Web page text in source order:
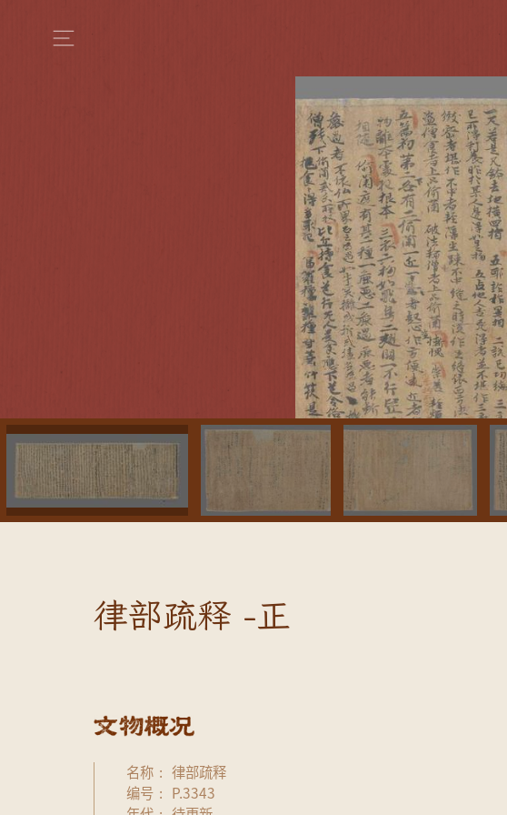
律部疏释 -正
名称
律部疏释
编号
P.3343